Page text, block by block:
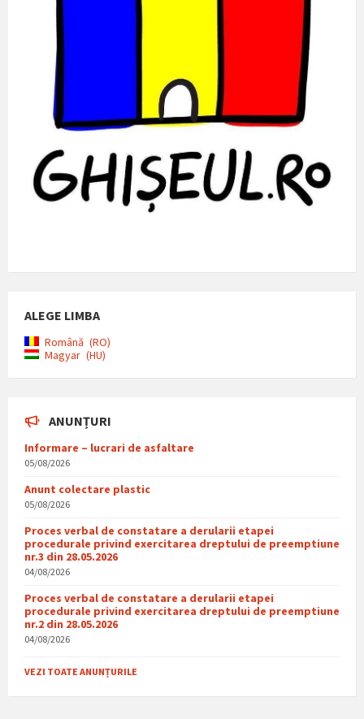
ALEGE LIMBA
Română
RO
Magyar
HU
ANUNȚURI
Informare – lucrari de asfaltare
05/08/2026
Anunt colectare plastic
05/08/2026
Proces verbal de constatare a derularii etapei
procedurale privind exercitarea dreptului de preemptiune
nr.3 din 28.05.2026
04/08/2026
Proces verbal de constatare a derularii etapei
procedurale privind exercitarea dreptului de preemptiune
nr.2 din 28.05.2026
04/08/2026
VEZI TOATE ANUNȚURILE